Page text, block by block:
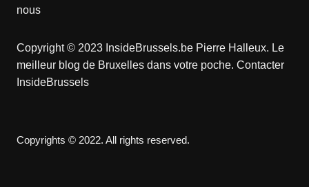
nous
Copyright © 2023 InsideBrussels.be Pierre Halleux. Le
meilleur blog de Bruxelles dans votre poche. Contacter
InsideBrussels
Copyrights © 2022. All rights reserved.